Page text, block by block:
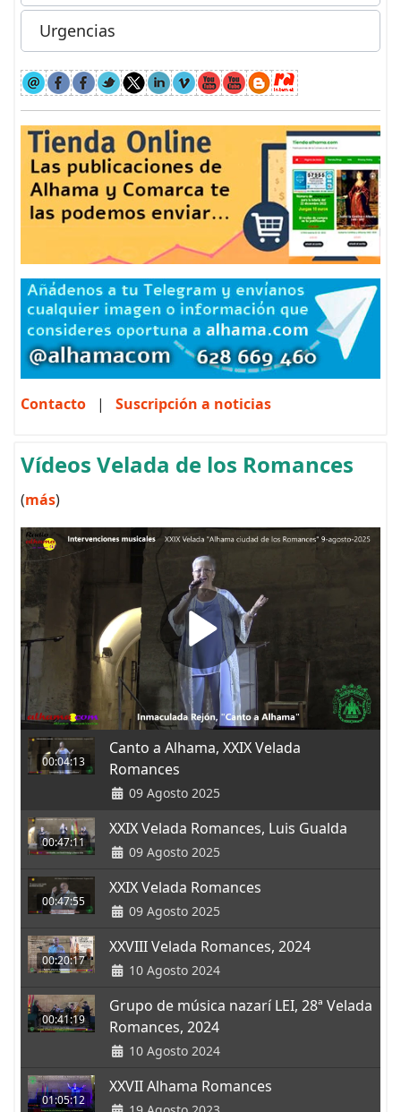
Urgencias
Contacto | Suscripción a noticias
Vídeos Velada de los Romances
(más)
00:04:13
Canto a Alhama, XXIX Velada
Romances
09 Agosto 2025
00:47:11
XXIX Velada Romances, Luis Gualda
09 Agosto 2025
00:47:55
XXIX Velada Romances
09 Agosto 2025
00:20:17
XXVIII Velada Romances, 2024
10 Agosto 2024
00:41:19
Grupo de música nazarí LEI, 28ª Velada
Romances, 2024
10 Agosto 2024
01:05:12
XXVII Alhama Romances